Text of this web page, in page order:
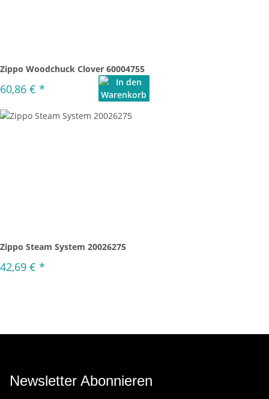
Zippo Woodchuck Clover 60004755
60,86 € *
Zippo Steam System 20026275
42,69 € *
Newsletter Abonnieren